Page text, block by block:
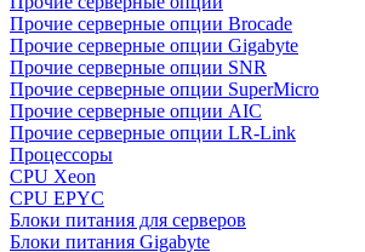
Прочие серверные опции Brocade
Прочие серверные опции Gigabyte
Прочие серверные опции SNR
Прочие серверные опции SuperMicro
Прочие серверные опции AIC
Прочие серверные опции LR-Link
Процессоры
CPU Xeon
CPU EPYC
Блоки питания для серверов
Блоки питания Gigabyte